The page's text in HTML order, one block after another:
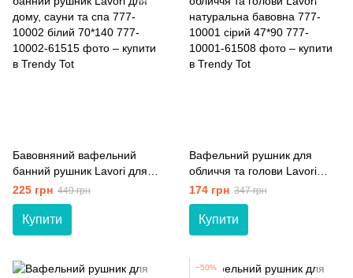
Бавовняний вафельний
банний рушник Lavori для
дому, сауни та спа 777-
10002 білий 70*140
225 грн 449 грн
Купити
Вафельний рушник для
обличчя та голови Lavori
натуральна бавовна 777-
10001 сірий 47*90
174 грн 347 грн
Купити
−50%